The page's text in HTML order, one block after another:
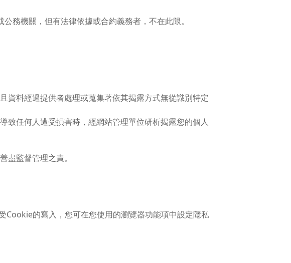
務機關，但有法律依據或合約義務者，不在此限。
資料經過提供者處理或蒐集著依其揭露方式無從識別特定
致任何人遭受損害時，經網站管理單位研析揭露您的個人
盡監督管理之責。
的寫入，您可在您使用的瀏覽器功能項中設定隱私